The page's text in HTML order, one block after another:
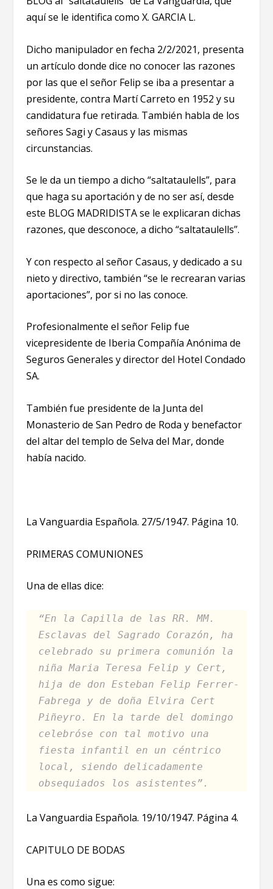
aquí se le identifica como X. GARCIA L.
Dicho manipulador en fecha 2/2/2021, presenta
un artículo donde dice no conocer las razones
por las que el señor Felip se iba a presentar a
presidente, contra Martí Carreto en 1952 y su
candidatura fue retirada. También habla de los
señores Sagi y Casaus y las mismas
circunstancias.
Se le da un tiempo a dicho “saltataulells”, para
que haga su aportación y de no ser así, desde
este BLOG MADRIDISTA se le explicaran dichas
razones, que desconoce, a dicho “saltataulells”.
Y con respecto al señor Casaus, y dedicado a su
nieto y directivo, también “se le recrearan varias
aportaciones”, por si no las conoce.
Profesionalmente el señor Felip fue
vicepresidente de Iberia Compañía Anónima de
Seguros Generales y director del Hotel Condado
SA.
También fue presidente de la Junta del
Monasterio de San Pedro de Roda y benefactor
del altar del templo de Selva del Mar, donde
había nacido.
La Vanguardia Española. 27/5/1947. Página 10.
PRIMERAS COMUNIONES
Una de ellas dice:
“En la Capilla de las RR. MM.
Esclavas del Sagrado Corazón, ha
celebrado su primera comunión la
niña Maria Teresa Felip y Cert,
hija de don Esteban Felip Ferrer-
Fabrega y de doña Elvira Cert
Piñeyro. En la tarde del domingo
celebróse con tal motivo una
fiesta infantil en un céntrico
local, siendo delicadamente
obsequiados los asistentes”.
La Vanguardia Española. 19/10/1947. Página 4.
CAPITULO DE BODAS
Una es como sigue: